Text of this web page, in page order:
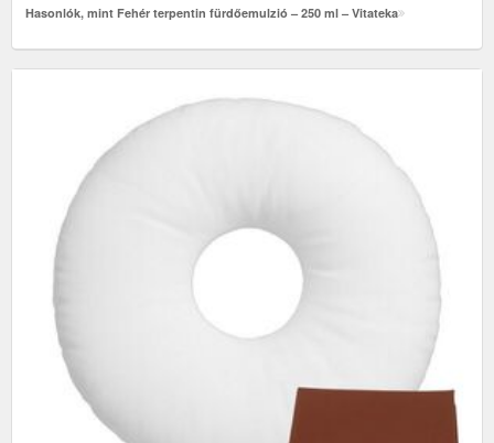
Hasonlók, mint Fehér terpentin fürdőemulzió – 250 ml – Vitateka